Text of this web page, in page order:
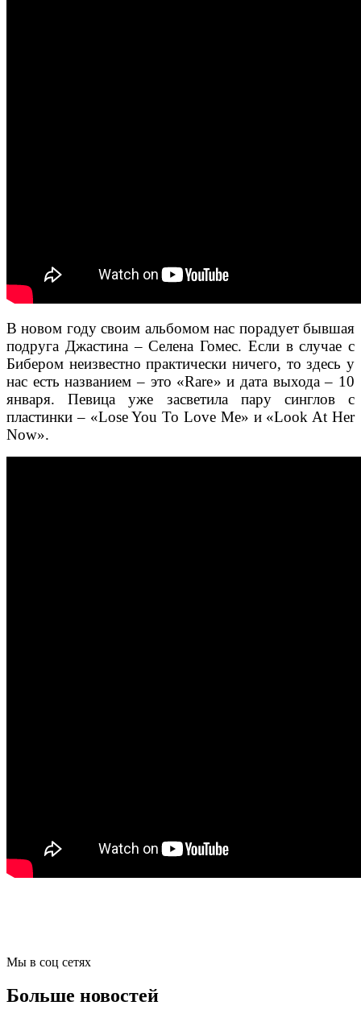
В новом году своим альбомом нас порадует бывшая
подруга Джастина – Селена Гомес. Если в случае с
Бибером неизвестно практически ничего, то здесь у
нас есть названием – это «Rare» и дата выхода – 10
января. Певица уже засветила пару синглов с
пластинки – «Lose You To Love Me» и «Look At Her
Now».
Мы в соц сетях
Больше новостей